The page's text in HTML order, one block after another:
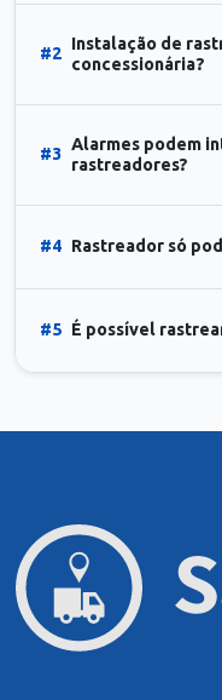
#2
Instalação de
concessionária?
#3
Alarmes podem
rastreadores?
#4 Rastreador só
#5 É possível